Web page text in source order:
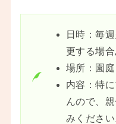
日時：毎
更する場
場所：園
内容：特
んので、
みください